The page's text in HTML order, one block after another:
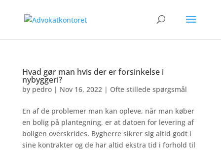
Hvad gør man hvis der er forsinkelse i
nybyggeri?
by pedro| Nov 16, 2022| Ofte stillede spørgsmål
En af de problemer man kan opleve, når man køber
en bolig på plantegning, er at datoen for levering af
boligen overskrides. Bygherre sikrer sig altid godt i
sine kontrakter og de har altid ekstra tid i forhold til